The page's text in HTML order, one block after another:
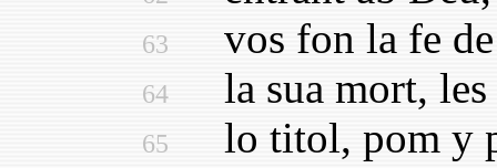
63 vos fon la fe de
64 la sua mort, les
65
lo titol, pom y